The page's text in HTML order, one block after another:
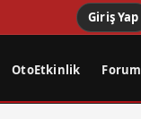
Giriş Yap
OtoEtkinlik Forum